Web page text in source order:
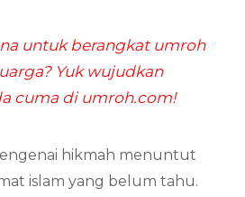
untuk berangkat umroh
Yuk wujudkan
cuma di umroh.com!
hikmah menuntut
islam yang belum tahu.